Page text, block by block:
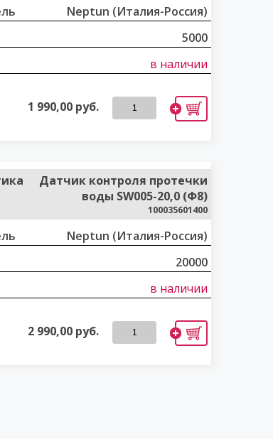
Neptun (Италия-Россия)
5000
в наличии
1 990,00 руб.
Датчик контроля протечки
воды SW005-20,0 (Ф8)
100035601400
Neptun (Италия-Россия)
20000
в наличии
2 990,00 руб.